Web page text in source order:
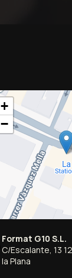
+
−
Format G10 S.L.
C/Escalante, 13
la Plana